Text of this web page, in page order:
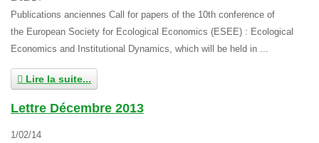
Publications anciennes Call for papers of the 10th conference of
the European Society for Ecological Economics (ESEE) : Ecological
Economics and Institutional Dynamics, which will be held in ...
Lire la suite...
Lettre Décembre 2013
1/02/14